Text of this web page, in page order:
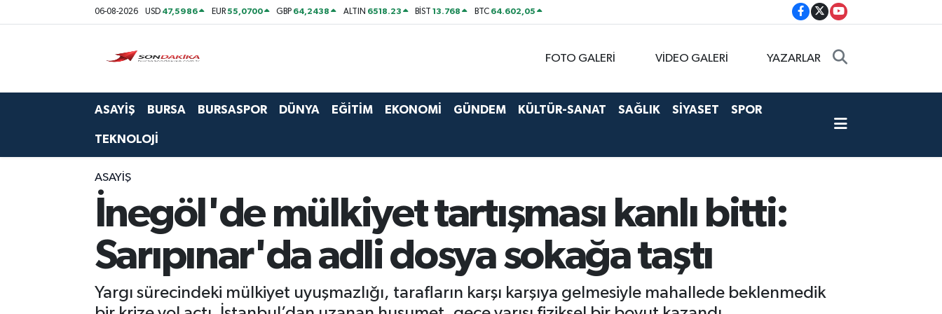
06-08-2026 USD 47,5986 EUR55,0700 GBP 64,2438 ALTIN 6518.23 BİST13.768 BTC 64.602,05
FOTO GALERİ VİDEO GALERİ YAZARLAR
ASAYİŞ BURSA BURSASPOR DÜNYA EĞİTİM EKONOMİ GÜNDEM KÜLTÜR-SANAT SAĞLIK SİYASET SPOR
TEKNOLOJİ
ASAYİŞ
İnegöl'de mülkiyet tartışması kanlı bitti:
Sarıpınar'da adli dosya sokağa taştı
Yargı sürecindeki mülkiyet uyuşmazlığı, tarafların karşı karşıya gelmesiyle mahallede beklenmedik
Ekonomi
Foto Galeri